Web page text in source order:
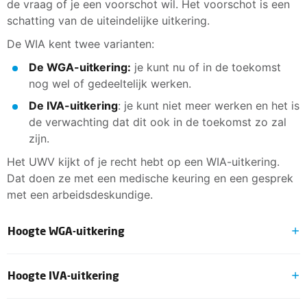
de vraag of je een voorschot wil. Het voorschot is een
schatting van de uiteindelijke uitkering.
De WIA kent twee varianten:
De WGA-uitkering: je kunt nu of in de toekomst
nog wel of gedeeltelijk werken.
De IVA-uitkering: je kunt niet meer werken en het is
de verwachting dat dit ook in de toekomst zo zal
zijn.
Het UWV kijkt of je recht hebt op een WIA-uitkering.
Dat doen ze met een medische keuring en een gesprek
met een arbeidsdeskundige.
Hoogte WGA-uitkering
loongerelateerde uitkering. De hoogte van je uitkering
Hoogte IVA-uitkering